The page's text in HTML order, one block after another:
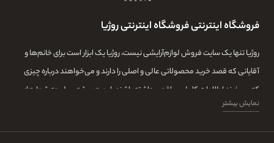
فروشگاه اینترنتی فروشگاه اینترنتی روژیا
روژیا تنها یک سایت فروش لوازم‌آرایشی نیست، روژیا یک ابزار است برای خانم‌ها و
آقایانی که قصد خرید محصولاتی عالی و اصلی را دارند و می‌خواهند درباره چیزی
که می‌خرند اطلاعات کامل و واقعی داشته باشند. این همیشه سرلوحه شعارهای
روژیا بوده و ما در این مجموعه تمامی تلاشمان این است که مشتری‌هایمان بتوانند
نمایش بیشتر